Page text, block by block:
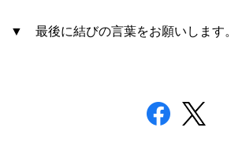
▼ 最後に結びの言葉をお願いします。